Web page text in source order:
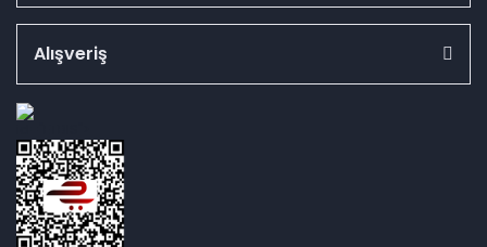
Alışveriş